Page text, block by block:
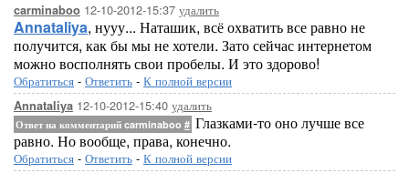
carminaboo 12-10-2012-15:37 удалить
Annataliya, нууу... Наташик, всё охватить все равно не
получится, как бы мы не хотели. Зато сейчас интернетом
можно восполнять свои пробелы. И это здорово!
Обратиться - Ответить - К полной версии
Annataliya 12-10-2012-15:40 удалить
Ответ на комментарий carminaboo # Глазками-то оно лучше все
равно. Но вообще, права, конечно.
Обратиться - Ответить - К полной версии